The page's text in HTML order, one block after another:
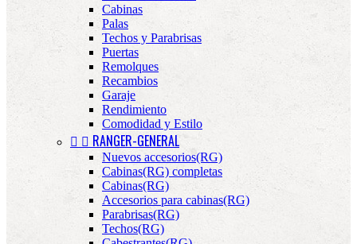
Cabinas
Palas
Techos y Parabrisas
Puertas
Remolques
Recambios
Garaje
Rendimiento
Comodidad y Estilo
  RANGER-GENERAL
Nuevos accesorios(RG)
Cabinas(RG) completas
Cabinas(RG)
Accesorios para cabinas(RG)
Parabrisas(RG)
Techos(RG)